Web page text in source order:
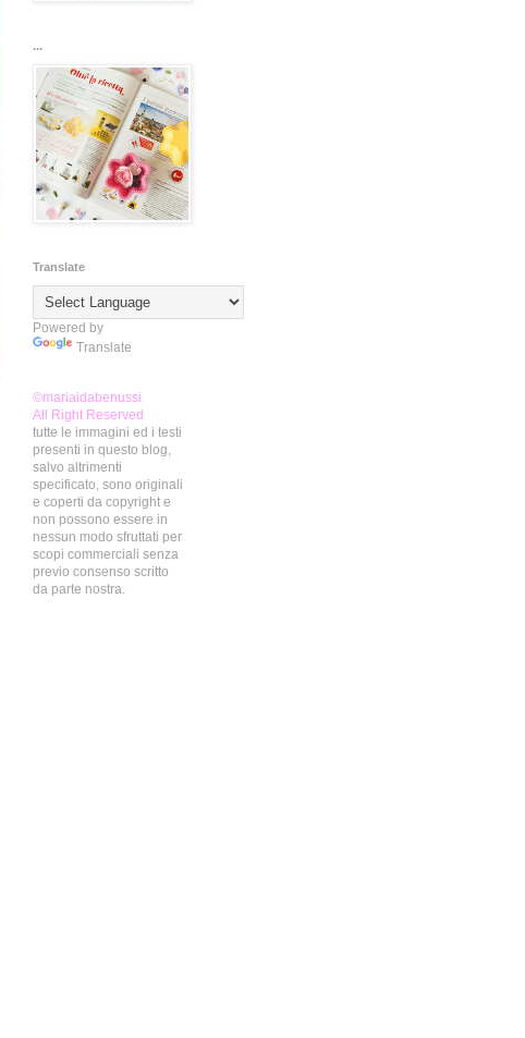
...
Translate
Powered by
Translate
©mariaidabenussi
All Right Reserved
tutte le immagini ed i testi
presenti in questo blog,
salvo altrimenti
specificato, sono originali
e coperti da copyright e
non possono essere in
nessun modo sfruttati per
scopi commerciali senza
previo consenso scritto
da parte nostra.